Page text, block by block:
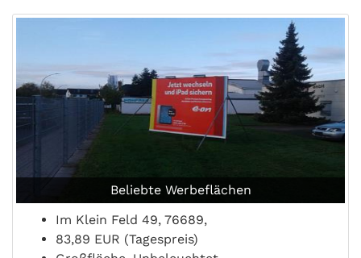
Beliebte Werbeflächen
Im Klein Feld 49, 76689,
83,89 EUR (Tagespreis)